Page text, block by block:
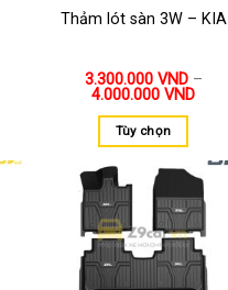
Thảm lót sàn 3W – KIA
3.300.000 VND–
4.000.000 VND
Tùy chọn
Thêm
vào
yêu
thích